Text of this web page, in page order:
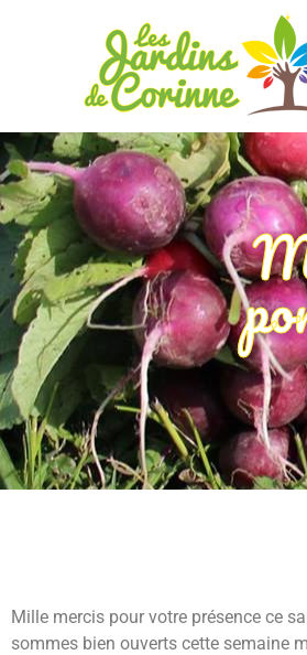
Mille mercis pour votre présence ce
sommes bien ouverts cette semaine